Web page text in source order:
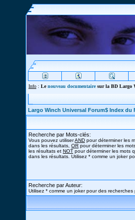
Info : Lenouveau documentairesur la BD Largo
Largo Winch Universal Forum$ Index du
Recherche par Mots-clés:
Vous pouvez utiliserAND pour déterminer les
dans les résultats, OR pour déterminer les
les résultats et NOT pour déterminer les mots
dans les résultats. Utilisez * comme un joker
Recherche par Auteur:
Utilisez * comme un joker pour des recherches